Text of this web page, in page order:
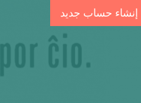
إنشاء حساب جديد